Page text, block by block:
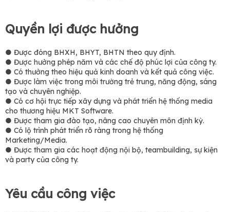
Quyền lợi được hưởng
● Được đóng BHXH, BHYT, BHTN theo quy định.
● Được hưởng phép năm và các chế độ phúc lợi của công ty.
● Có thưởng theo hiệu quả kinh doanh và kết quả công việc.
● Được làm việc trong môi trường trẻ trung, năng động, sáng
tạo và chuyên nghiệp.
● Có cơ hội trực tiếp xây dựng và phát triển hệ thống media
cho thương hiệu MKT Software.
● Được tham gia đào tạo, nâng cao chuyên môn định kỳ.
● Có lộ trình phát triển rõ ràng trong hệ thống
Marketing/Media.
● Được tham gia các hoạt động nội bộ, teambuilding, sự kiện
và party của công ty.
Yêu cầu công việc